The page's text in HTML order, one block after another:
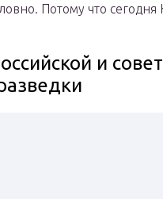
Потому что сегодня
и